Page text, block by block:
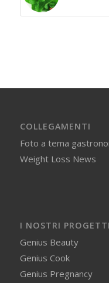
COLLEGAMENTI
Foto a tema
Weight Loss News
I NOSTRI PROGETTI
Genius Beauty
Genius Cook
Genius Pregnancy